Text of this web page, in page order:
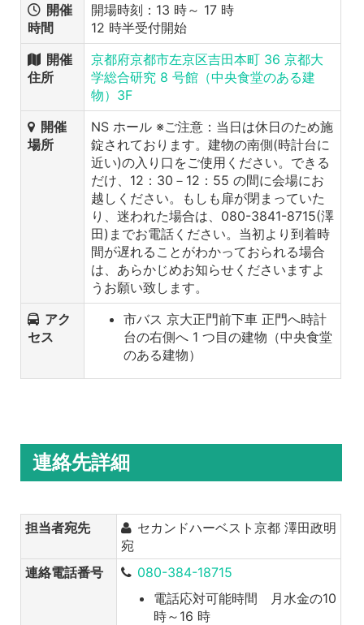
開催
時間
開場時刻：13 時～ 17 時
12 時半受付開始
開催
住所
京都府京都市左京区吉田本町 36 京都大
学総合研究 8 号館（中央食堂のある建
物）3F
開催
場所
NS ホール ※ご注意：当日は休日のため施
錠されております。建物の南側(時計台に
近い)の入り口をご使用ください。できる
だけ、12：30－12：55 の間に会場にお
越しください。もしも扉が閉まっていた
り、迷われた場合は、080-3841-8715(澤
田)までお電話ください。当初より到着時
間が遅れることがわかっておられる場合
は、あらかじめお知らせくださいますよ
うお願い致します。
アク
セス
市バス 京大正門前下車 正門へ時計
台の右側へ 1 つ目の建物（中央食堂
のある建物）
連絡先詳細
担当者宛先
セカンドハーベスト京都 澤田政明
宛
連絡電話番号
080-384-18715
電話応対可能時間 月水金の10
時～16 時